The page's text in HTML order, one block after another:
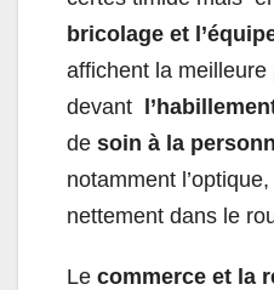
bricolage et
affichent la
devant
de soin à la
notamment
nettement dans le
Le commerce et la